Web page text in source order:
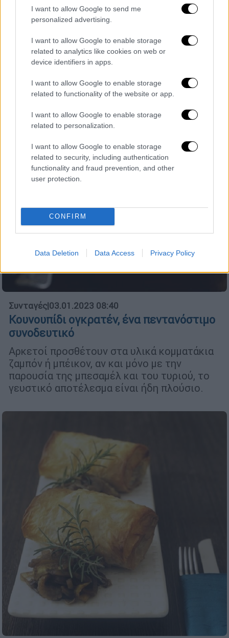
I want to allow Google to send me
personalized advertising.
I want to allow Google to enable storage
related to analytics like cookies on web or
device identifiers in apps.
I want to allow Google to enable storage
related to functionality of the website or app.
I want to allow Google to enable storage
related to personalization.
I want to allow Google to enable storage
related to security, including authentication
functionality and fraud prevention, and other
user protection.
CONFIRM
Data Deletion Data Access Privacy Policy
Λιωμένα τυριά, κρεμώδης μπεσαμέλ και
βελούδινος πουρές πατάτας σε τρία
όλη την οικογένεια.
Συνταγές|03.01.2023 08:40
Κουνουπίδι ογκρατέν, ένα πεντανόστιμο
συνοδευτικό
Αρκετοί προσθέτουν στα υλικά κομματάκια
ζαμπόν ή μπέικον, αν και μόνο με την
παρουσία της μπεσαμέλ και του τυριού, το
γευστικό αποτέλεσμα είναι ήδη πλούσιο.